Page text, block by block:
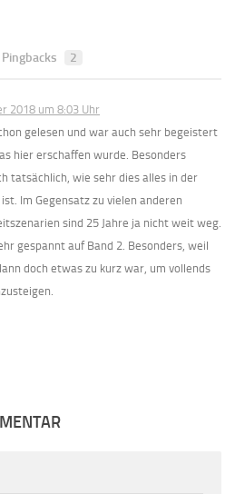
Pingbacks 2
2018 um 8:03 Uhr
gelesen und war auch sehr begeistert
hier erschaffen wurde. Besonders
tatsächlich, wie sehr dies alles in der
Im Gegensatz zu vielen anderen
sind 25 Jahre ja nicht weit weg.
gespannt auf Band 2. Besonders, weil
doch etwas zu kurz war, um vollends